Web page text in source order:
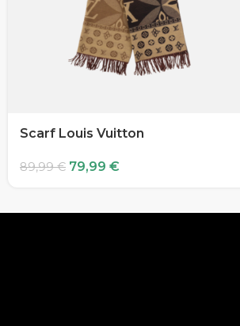
Scarf Louis Vuitton
89,99€ 79,99 €